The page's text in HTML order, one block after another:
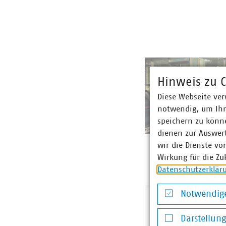
Hinweis zu
Diese Webseite
notwendig, um
speichern zu
dienen zur
wir die Dienste
Wirkung für die
Notwendige